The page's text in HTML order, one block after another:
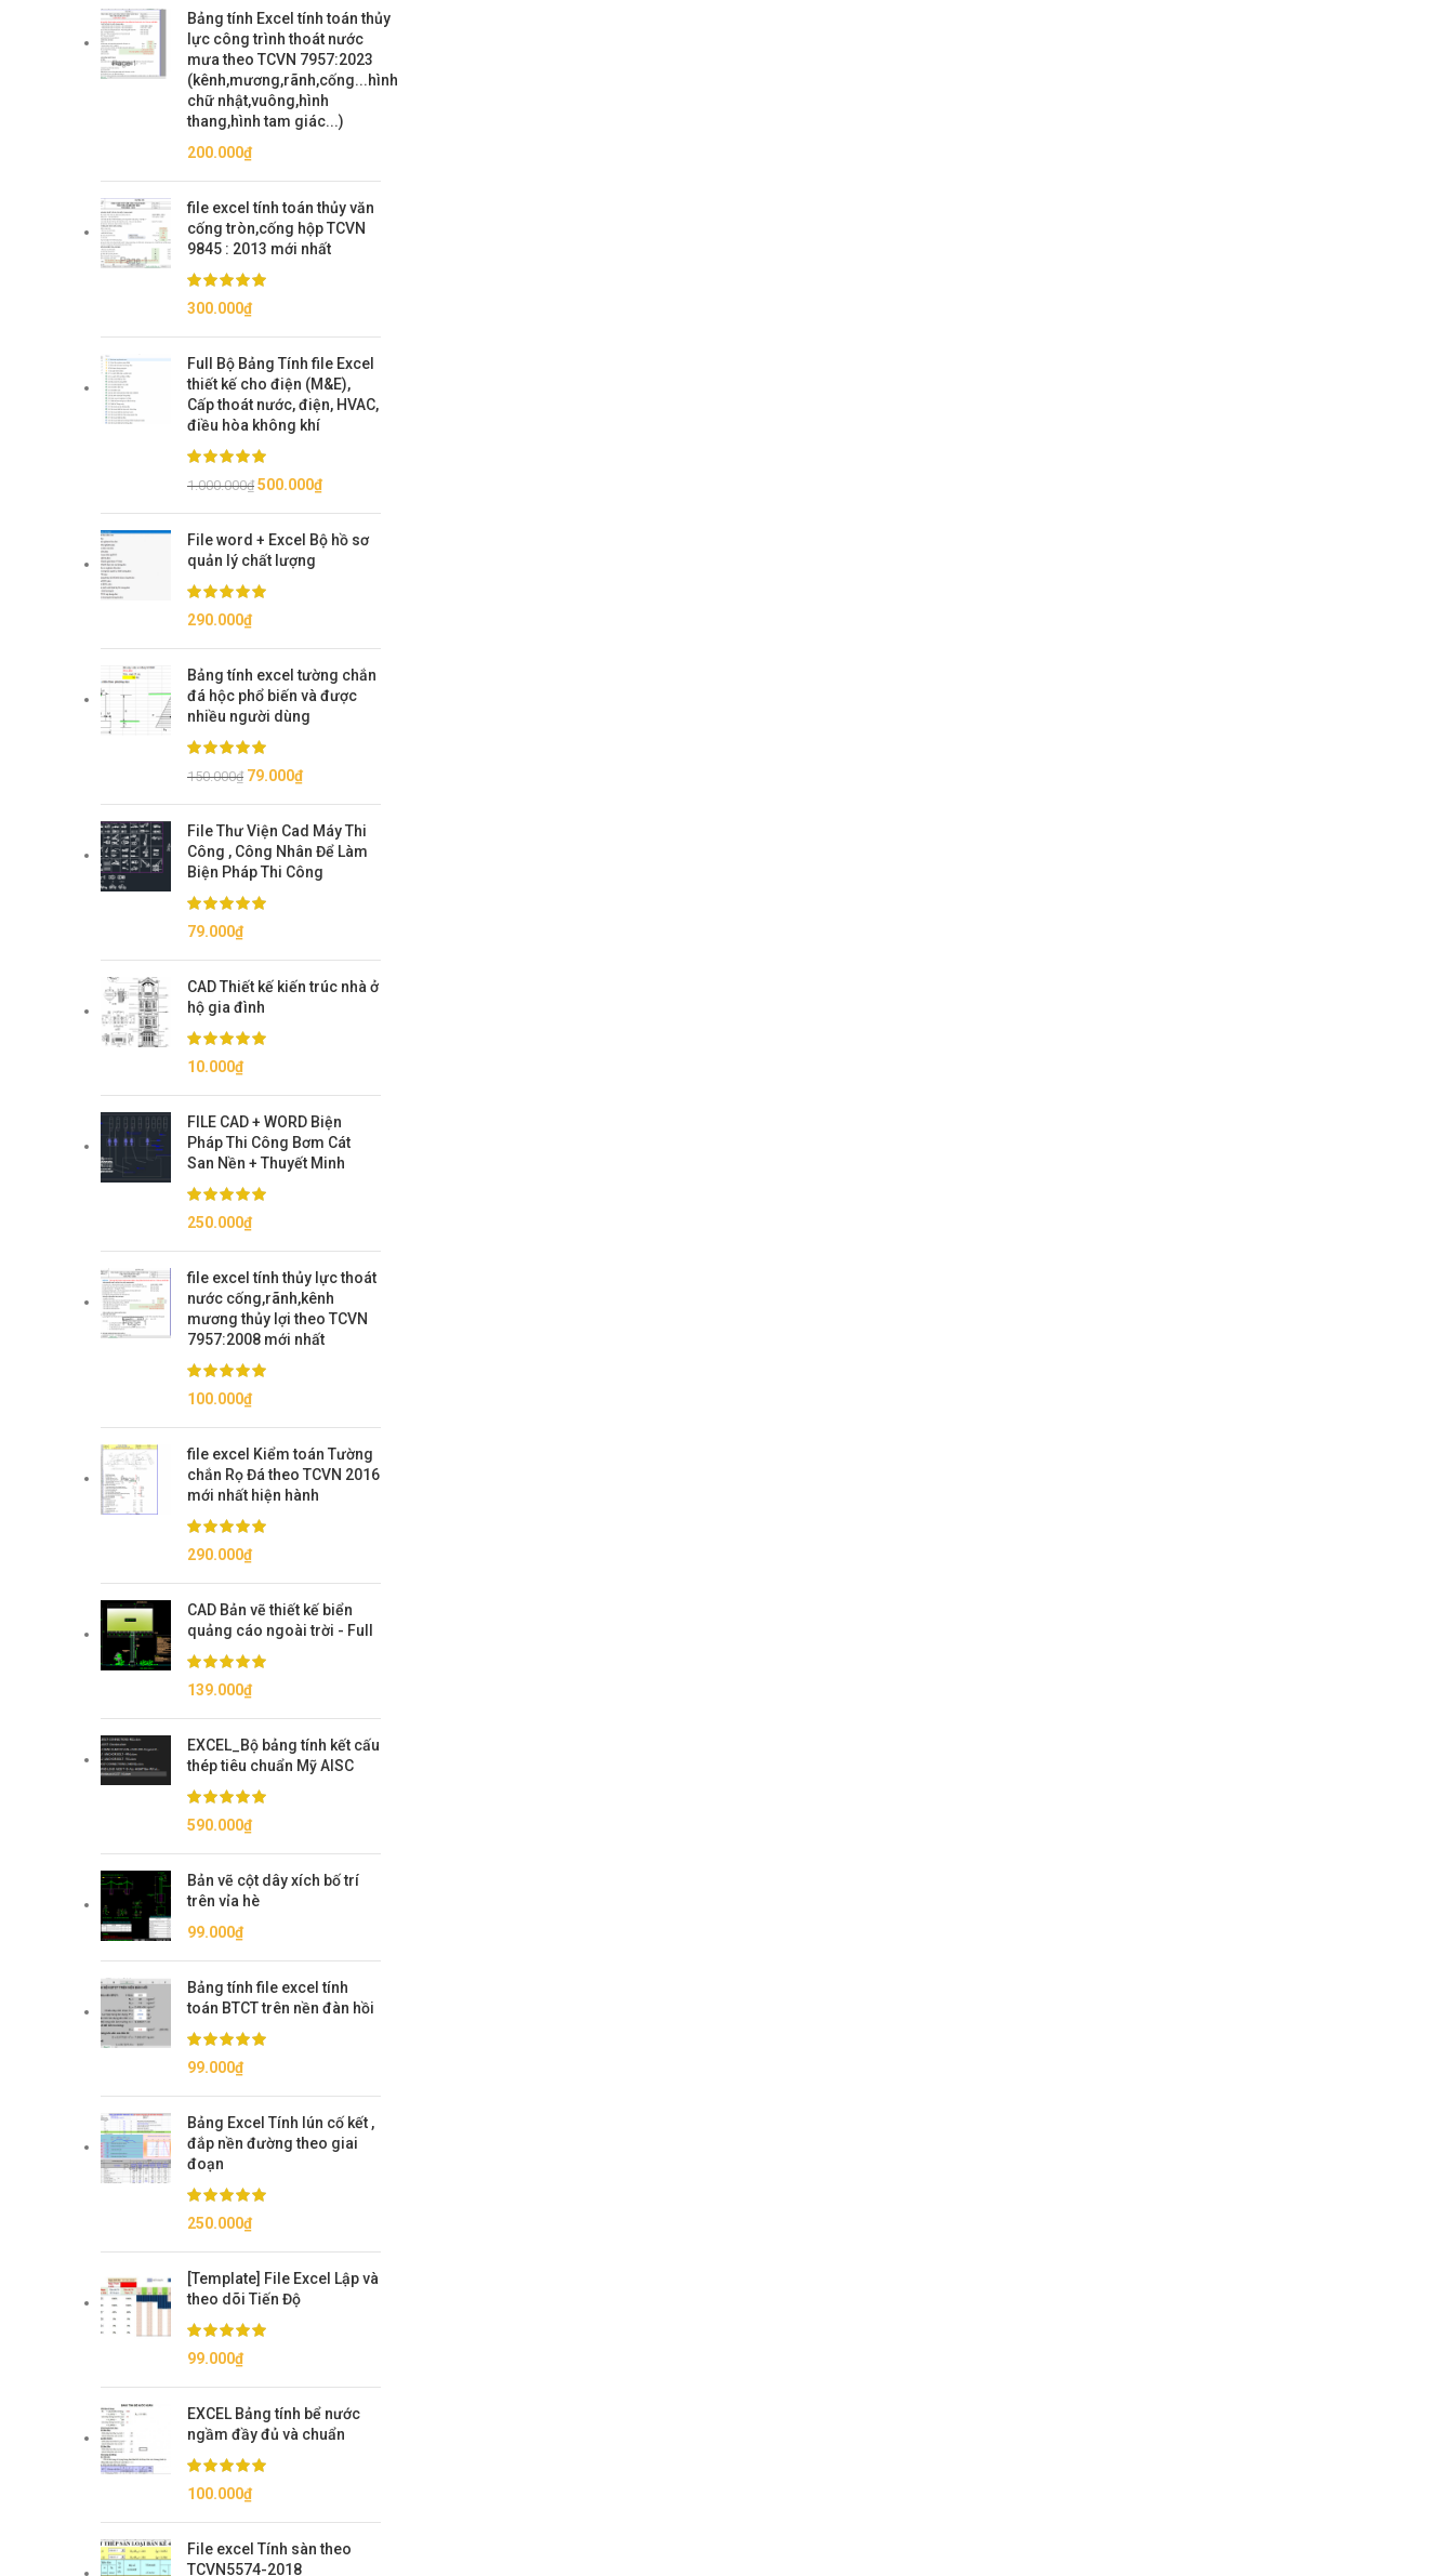
là:
90.000₫.
tại
là:
39.000₫.
Bảng tính Excel tính toán thủy
lực công trình thoát nước
mưa theo TCVN 7957:2023
(kênh,mương,rãnh,cống...hình
chữ nhật,vuông,hình
thang,hình tam giác...)
200.000₫
file excel tính toán thủy văn
cống tròn,cống hộp TCVN
9845 : 2013 mới nhất
300.000₫
Full Bộ Bảng Tính file Excel
thiết kế cho điện (M&E),
Cấp thoát nước, điện, HVAC,
điều hòa không khí
1.000.000₫ Giá
là:
1.000.000₫.
500.000₫Giá
tại
File word + Excel Bộ hồ sơ
quản lý chất lượng
290.000₫
Bảng tính excel tường chắn
đá hộc phổ biến và được
nhiều người dùng
150.000₫ Giá
là:
150.000₫.
79.000₫Giá
tại
là:
79.000₫.
File Thư Viện Cad Máy Thi
Công , Công Nhân Để Làm
Biện Pháp Thi Công
79.000₫
CAD Thiết kế kiến trúc nhà ở
hộ gia đình
10.000₫
FILE CAD + WORD Biện
Pháp Thi Công Bơm Cát
San Nền + Thuyết Minh
250.000₫
file excel tính thủy lực thoát
nước cống,rãnh,kênh
mương thủy lợi theo TCVN
7957:2008 mới nhất
100.000₫
file excel Kiểm toán Tường
chắn Rọ Đá theo TCVN 2016
mới nhất hiện hành
290.000₫
CAD Bản vẽ thiết kế biển
quảng cáo ngoài trời - Full
139.000₫
EXCEL_Bộ bảng tính kết cấu
thép tiêu chuẩn Mỹ AISC
590.000₫
Bản vẽ cột dây xích bố trí
trên vỉa hè
99.000₫
Bảng tính file excel tính
toán BTCT trên nền đàn hồi
99.000₫
Bảng Excel Tính lún cố kết ,
đắp nền đường theo giai
đoạn
250.000₫
[Template] File Excel Lập và
theo dõi Tiến Độ
99.000₫
EXCEL Bảng tính bể nước
ngầm đầy đủ và chuẩn
100.000₫
File excel Tính sàn theo
TCVN5574-2018